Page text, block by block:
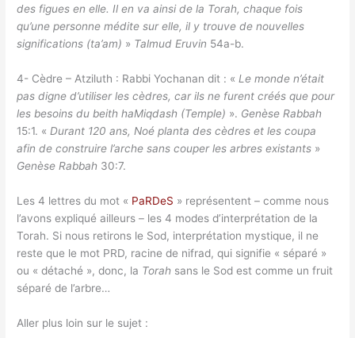
des figues en elle. Il en va ainsi de la Torah, chaque fois
qu’une personne médite sur elle, il y trouve de nouvelles
significations (ta’am) » Talmud Eruvin 54a-b.
4- Cèdre – Atziluth : Rabbi Yochanan dit : «Le monde n’était
pas digne d’utiliser les cèdres, car ils ne furent créés que pour
les besoins du beith haMiqdash (Temple) ». Genèse Rabbah
15:1. «Durant 120 ans, Noé planta des cèdres et les coupa
afin de construire l’arche sans couper les arbres existants »
Genèse Rabbah 30:7.
Les 4 lettres du mot « PaRDeS » représentent – comme nous
l’avons expliqué ailleurs – les 4 modes d’interprétation de la
Torah. Si nous retirons le Sod, interprétation mystique, il ne
reste que le mot PRD, racine de nifrad, qui signifie « séparé »
ou « détaché », donc, la Torah sans le Sod est comme un fruit
séparé de l’arbre…
Aller plus loin sur le sujet :